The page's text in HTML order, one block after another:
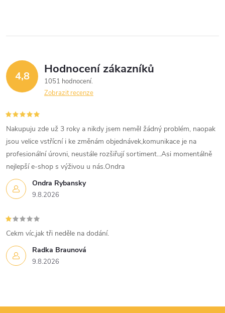
4,8 Hodnocení zákazníků
1051 hodnocení
Zobrazit recenze
Ondra Rybansky
9.8.2026
Nakupuju zde už 3 roky a nikdy jsem neměl žádný problém, naopak
jsou velice vstřícní i ke změnám objednávek,komunikace je na
profesionální úrovni, neustále rozšiřují sortiment...Asi momentálně
nejlepší e-shop s výživou u nás.Ondra
Radka Braunová
9.8.2026
Cekm víc,jak tři neděle na dodání.